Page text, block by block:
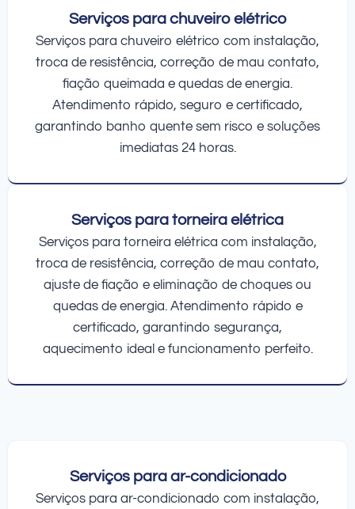
Serviços para chuveiro elétrico
Serviços para chuveiro elétrico com instalação,
troca de resistência, correção de mau contato,
fiação queimada e quedas de energia.
Atendimento rápido, seguro e certificado,
garantindo banho quente sem risco e soluções
imediatas 24 horas.
Serviços para torneira elétrica
Serviços para torneira elétrica com instalação,
troca de resistência, correção de mau contato,
ajuste de fiação e eliminação de choques ou
quedas de energia. Atendimento rápido e
certificado, garantindo segurança,
aquecimento ideal e funcionamento perfeito.
Serviços para ar-condicionado
Serviços para ar-condicionado com instalação,